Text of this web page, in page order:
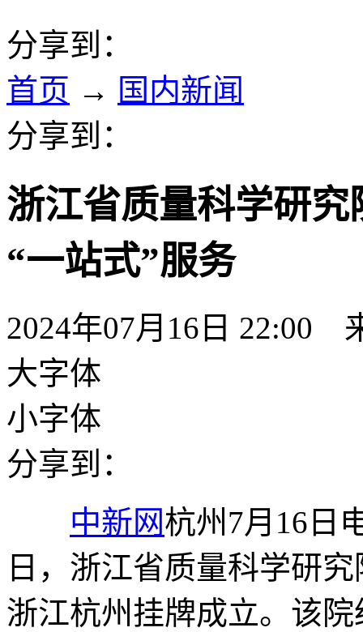
分享到：
首页 → 国内新闻
分享到：
浙江省质量科学研
“一站式”服务
2024年07月16日 22:00
大字体
小字体
分享到：
中新网杭州7月16日
日，浙江省质量科学研
浙江杭州挂牌成立。该